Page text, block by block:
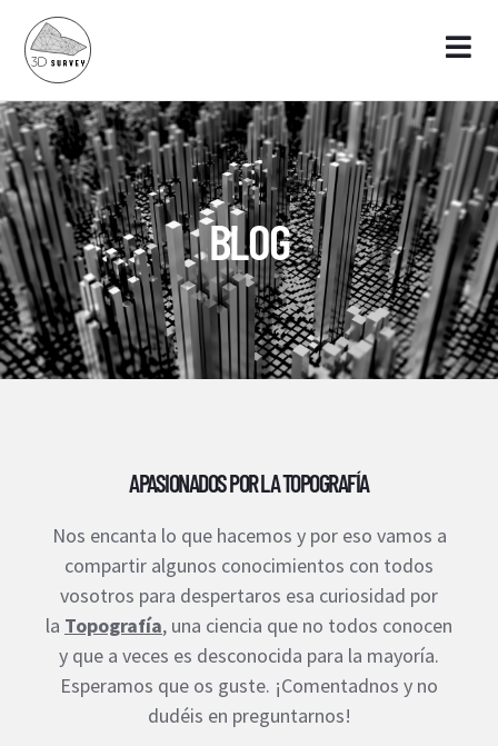
BLOG
APASIONADOS POR LA TOPOGRAFÍA
Nos encanta lo que hacemos y por eso vamos a
compartir algunos conocimientos con todos
vosotros para despertaros esa curiosidad por
la Topografía, una ciencia que no todos conocen
y que a veces es desconocida para la mayoría.
Esperamos que os guste. ¡Comentadnos y no
dudéis en preguntarnos!